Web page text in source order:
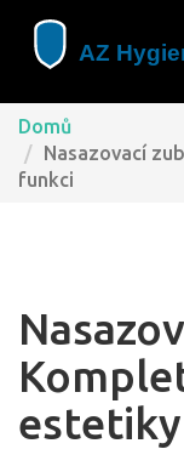
Domů
Nasazovací
funkci